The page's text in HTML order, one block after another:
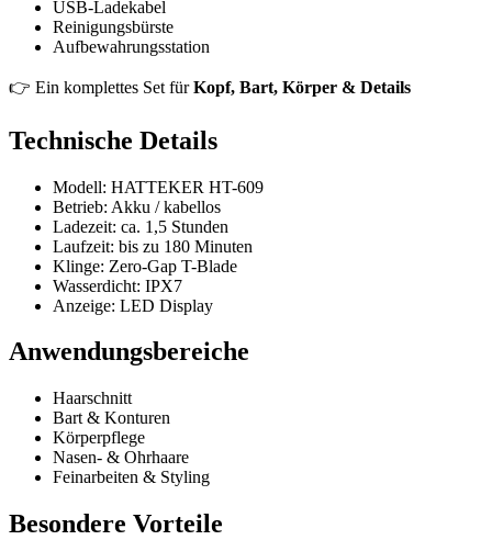
USB-Ladekabel
Reinigungsbürste
Aufbewahrungsstation
👉 Ein komplettes Set fürKopf, Bart, Körper & Details
Technische Details
Modell: HATTEKER HT-609
Betrieb: Akku / kabellos
Ladezeit: ca. 1,5 Stunden
Laufzeit: bis zu 180 Minuten
Klinge: Zero-Gap T-Blade
Wasserdicht: IPX7
Anzeige: LED Display
Anwendungsbereiche
Haarschnitt
Bart & Konturen
Körperpflege
Nasen- & Ohrhaare
Feinarbeiten & Styling
Besondere Vorteile